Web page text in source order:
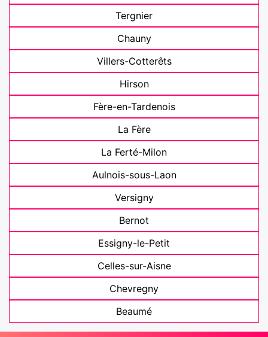
Tergnier
Chauny
Villers-Cotterêts
Hirson
Fère-en-Tardenois
La Fère
La Ferté-Milon
Aulnois-sous-Laon
Versigny
Bernot
Essigny-le-Petit
Celles-sur-Aisne
Chevregny
Beaumé